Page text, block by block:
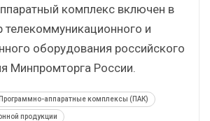
комплекс включен в
телекоммуникационного и
оборудования российского
Минпромторга России.
Программно-аппаратные комплексы (ПАК)
продукции